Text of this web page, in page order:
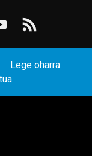
Lege oharra